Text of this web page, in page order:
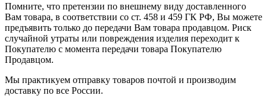
Помните, что претензии по внешнему виду доставленного
Вам товара, в соответствии со ст. 458 и 459 ГК РФ, Вы можете
предъявить только до передачи Вам товара продавцом. Риск
случайной утраты или повреждения изделия переходит к
Покупателю с момента передачи товара Покупателю
Продавцом.
Мы практикуем отправку товаров почтой и производим
доставку по все России.